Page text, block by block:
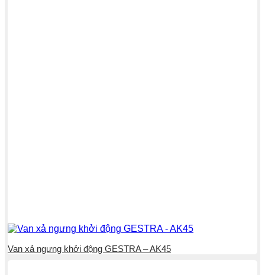
Van xả ngưng khởi động GESTRA – AK45